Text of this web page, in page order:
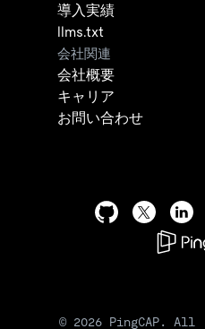
導入実績
llms.txt
会社関連
会社概要
キャリア
お問い合わせ
© 2026PingCAP. All